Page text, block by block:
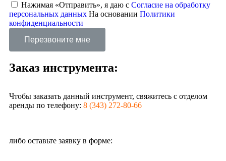
Нажимая «Отправить», я даю с Согласие на обработку
персональных данных На основании Политики
конфиденциальности
Перезвоните мне
Заказ инструмента:
Чтобы заказать данный инструмент, свяжитесь с отделом
аренды по телефону: 8 (343) 272-80-66
либо оставьте заявку в форме: